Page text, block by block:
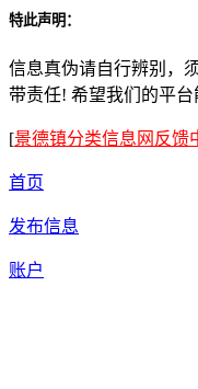
特此声明：
信息真伪请自行辨别，
带责任! 希望我们的平台
[景德镇分类信息网反馈
首页
发布信息
账户